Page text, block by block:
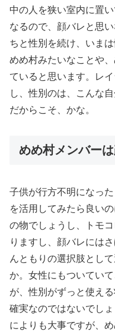
中の人を狭い室内に置
なるので、顔バレと思
ちと性別を続け、いま
めめ村みたいなことや
ていると思います。レ
し、性別のは、こんな
だからこそ、かな。
めめ村メンバー
子供が行方不明になっ
を活用してみたら良い
の物でしょうし、トモ
りますし、顔バレには
んともりの選択肢とし
か。女性にもついてい
が、性別がずっと使え
確実なのではないでし
によりも大事ですが、